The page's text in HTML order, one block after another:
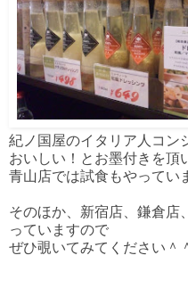
紀ノ国屋のイタリア人コン
おいしい！とお墨付きを頂
青山店では試食もやってい
そのほか、新宿店、鎌倉店
っていますので
ぜひ覗いてみてください＾